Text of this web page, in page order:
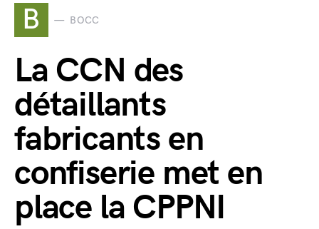
B BOCC
La CCN des
détaillants
fabricants en
confiserie met en
place la CPPNI